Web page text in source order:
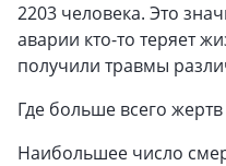
2203 человека. Это
аварии кто-то теряет
получили травмы
Где больше всего
Наибольшее число